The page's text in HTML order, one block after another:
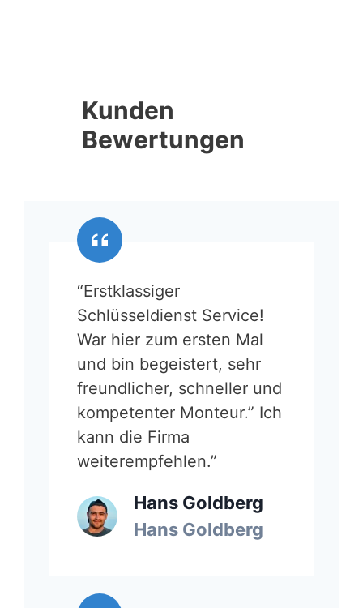
Kunden
Bewertungen
“Erstklassiger
Schlüsseldienst Service!
War hier zum ersten Mal
und bin begeistert, sehr
freundlicher, schneller und
kompetenter Monteur.” Ich
kann die Firma
weiterempfehlen.”
Hans Goldberg
Hans Goldberg